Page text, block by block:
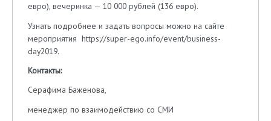
евро), вечеринка — 10 000 рублей (136 евро).
Узнать подробнее и задать вопросы можно на сайте
мероприятия https://super-ego.info/event/business-
day2019.
Контакты:
Серафима Баженова,
менеджер по взаимодействию со СМИ